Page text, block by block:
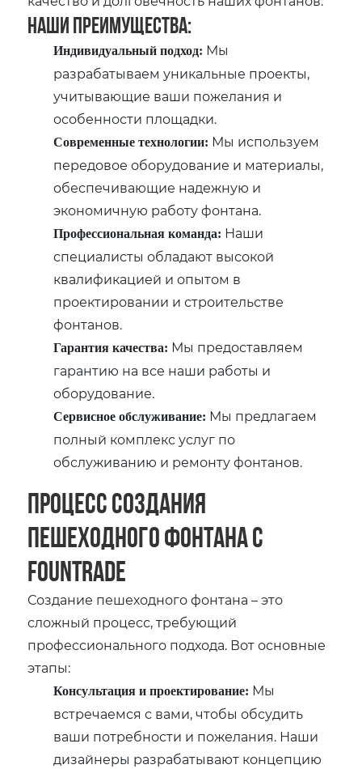
Наши преимущества:
Индивидуальный подход: Мы
разрабатываем уникальные проекты,
учитывающие ваши пожелания и
особенности площадки.
Современные технологии: Мы используем
передовое оборудование и материалы,
обеспечивающие надежную и
экономичную работу фонтана.
Профессиональная команда: Наши
специалисты обладают высокой
квалификацией и опытом в
проектировании и строительстве
фонтанов.
Гарантия качества: Мы предоставляем
гарантию на все наши работы и
оборудование.
Сервисное обслуживание: Мы предлагаем
полный комплекс услуг по
обслуживанию и ремонту фонтанов.
Процесс создания
пешеходного фонтана с
Fountrade
Создание пешеходного фонтана – это
сложный процесс, требующий
профессионального подхода. Вот основные
этапы:
Консультация и проектирование: Мы
встречаемся с вами, чтобы обсудить
ваши потребности и пожелания. Наши
дизайнеры разрабатывают концепцию